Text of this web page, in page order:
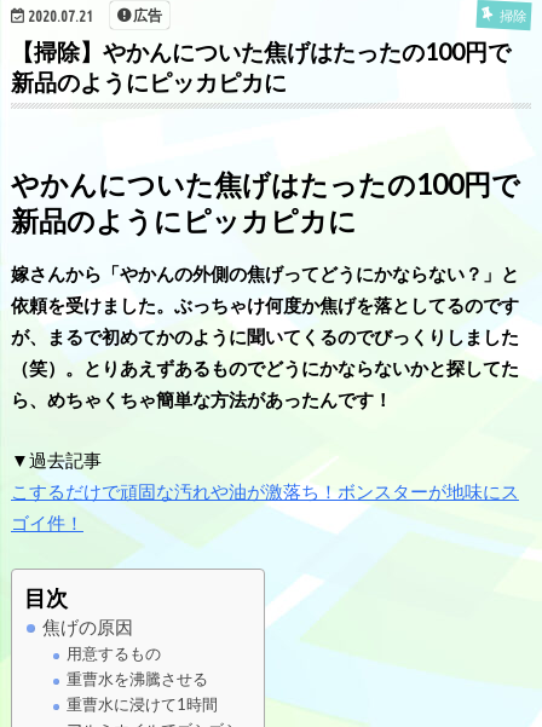
2020.07.21 掃除
広告
【掃除】やかんについた焦げはたったの100円で
新品のようにピッカピカに
やかんについた焦げはたったの100円で
新品のようにピッカピカに
嫁さんから「やかんの外側の焦げってどうにかならない？」と
依頼を受けました。ぶっちゃけ何度か焦げを落としてるのです
が、まるで初めてかのように聞いてくるのでびっくりしました
（笑）。とりあえずあるものでどうにかならないかと探してた
ら、めちゃくちゃ簡単な方法があったんです！
▼過去記事
こするだけで頑固な汚れや油が激落ち！ボンスターが地味にス
ゴイ件！
目次
焦げの原因
用意するもの
重曹水を沸騰させる
重曹水に浸けて1時間